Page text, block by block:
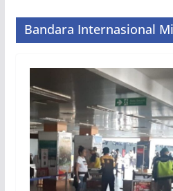
Bandara Internasional